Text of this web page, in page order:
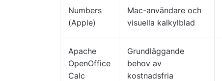
Numbers
(Apple)
Mac-användare och
visuella kalkylblad
Apache
OpenOffice
Calc
Grundläggande
behov av
kostnadsfria